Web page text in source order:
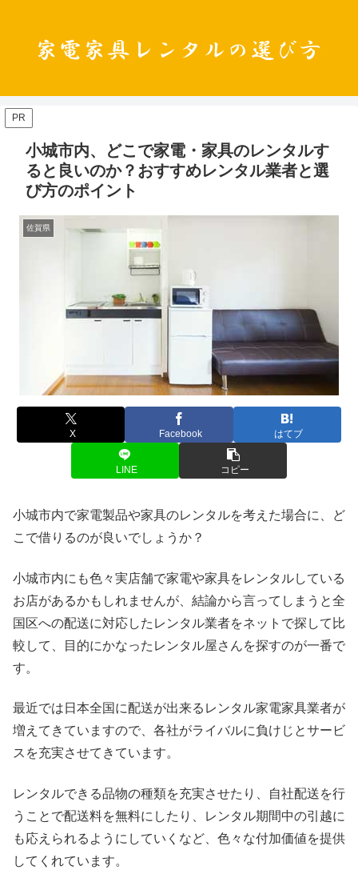
PR
小城市内、どこで家電・家具のレンタルす
ると良いのか？おすすめレンタル業者と選
び方のポイント
佐賀県
X Facebook はてブ
LINE コピー
小城市内で家電製品や家具のレンタルを考えた場合に、ど
こで借りるのが良いでしょうか？
小城市内にも色々実店舗で家電や家具をレンタルしている
お店があるかもしれませんが、結論から言ってしまうと全
国区への配送に対応したレンタル業者をネットで探して比
較して、目的にかなったレンタル屋さんを探すのが一番で
す。
最近では日本全国に配送が出来るレンタル家電家具業者が
増えてきていますので、各社がライバルに負けじとサービ
スを充実させてきています。
レンタルできる品物の種類を充実させたり、自社配送を行
うことで配送料を無料にしたり、レンタル期間中の引越に
も応えられるようにしていくなど、色々な付加価値を提供
してくれています。